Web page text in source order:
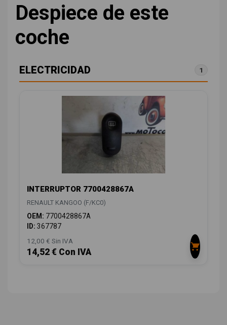
Despiece de este
coche
ELECTRICIDAD 1
INTERRUPTOR 7700428867A
RENAULT KANGOO (F/KC0)
OEM: 7700428867A
ID: 367787
12,00 € Sin IVA
14,52 € Con IVA